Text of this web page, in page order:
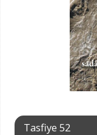
Tasfiye 52